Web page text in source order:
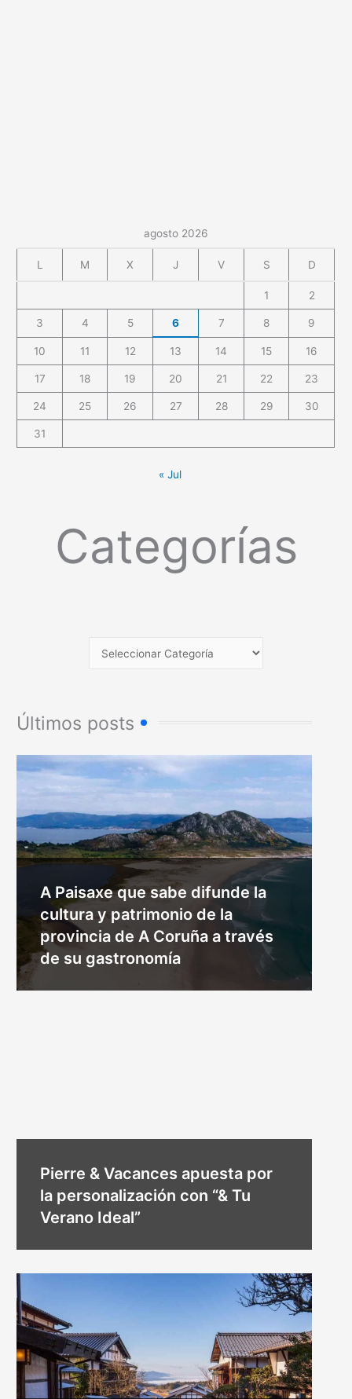
agosto 2026
L M X J V S D
1 2
3 4 5 6 7 8 9
10 11 12 13 14 15 16
17 18 19 20 21 22 23
24 25 26 27 28 29 30
31
« Jul
Categorías
Últimos posts
A Paisaxe que sabe difunde la
cultura y patrimonio de la
provincia de A Coruña a través
de su gastronomía
Pierre & Vacances apuesta por
la personalización con “& Tu
Verano Ideal”